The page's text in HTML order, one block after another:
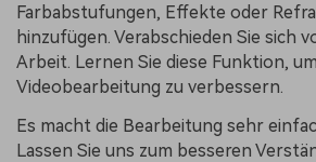
Farbabstufungen, Effekte oder
hinzufügen. Verabschieden Sie sich
Arbeit. Lernen Sie diese Funktion,
Videobearbeitung zu verbessern.
Es macht die Bearbeitung sehr
Lassen Sie uns zum besseren